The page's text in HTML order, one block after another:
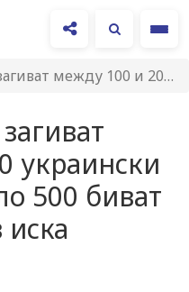
100 и 200 украински войници,…
украински
500 биват